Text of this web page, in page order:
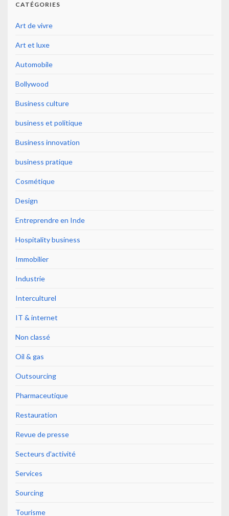
CATÉGORIES
Art de vivre
Art et luxe
Automobile
Bollywood
Business culture
business et politique
Business innovation
business pratique
Cosmétique
Design
Entreprendre en Inde
Hospitality business
Immobilier
Industrie
Interculturel
IT & internet
Non classé
Oil & gas
Outsourcing
Pharmaceutique
Restauration
Revue de presse
Secteurs d'activité
Services
Sourcing
Tourisme